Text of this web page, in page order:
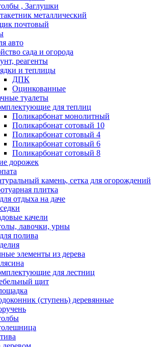
, Заглушки
металлический
почтовый
авто
сада и огорода
реагенты
и теплицы
ДПК
Оцинкованные
туалеты
для теплиц
Поликарбонат монолитный
Поликарбонат сотовый 10
Поликарбонат сотовый 4
Поликарбонат сотовый 6
Поликарбонат сотовый 8
дорожек
камень, сетка для огорождений
плитка
отдыха на даче
качели
лавочки, урны
полива
элементы из дерева
для лестниц
щит
(ступень) деревянные